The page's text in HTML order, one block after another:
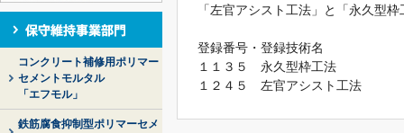
コンクリート補修用ポリマー
セメントモルタル
「エフモル」
鉄筋腐食抑制型ポリマーセメ
「左官アシスト工法」と「永久型
登録番号・登録技術名
１１３５ 永久型枠工法
１２４５ 左官アシスト工法